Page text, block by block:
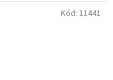
Kód: 11441